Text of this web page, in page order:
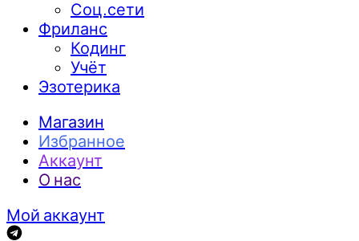
Соц.сети
Фриланс
Кодинг
Учёт
Эзотерика
Магазин
Избранное
Аккаунт
О нас
Мой аккаунт